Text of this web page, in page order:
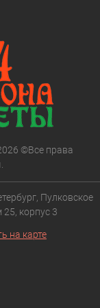
©Все права
Пулковское
корпус 3
на карте